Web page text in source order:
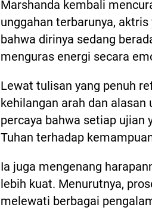
Marshanda kembali
unggahan terbarunya,
bahwa dirinya sedang
menguras energi secara
Lewat tulisan yang penuh
kehilangan arah dan
percaya bahwa setiap ujian
Tuhan terhadap
Ia juga mengenang
lebih kuat. Menurutnya,
melewati berbagai